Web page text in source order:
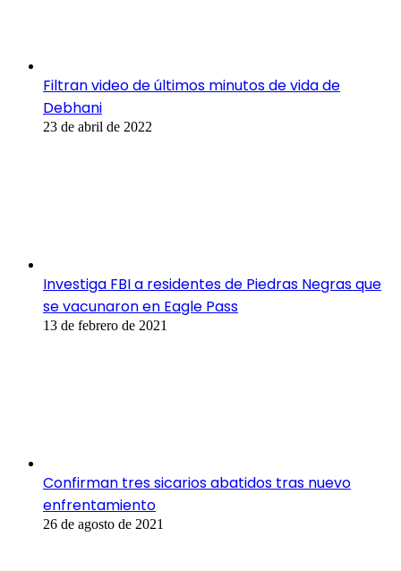
Filtran video de últimos minutos de vida de
Debhani
23 de abril de 2022
Investiga FBI a residentes de Piedras Negras que
se vacunaron en Eagle Pass
13 de febrero de 2021
Confirman tres sicarios abatidos tras nuevo
enfrentamiento
26 de agosto de 2021